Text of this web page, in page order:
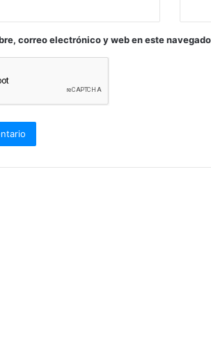
correo electrónico y web en este